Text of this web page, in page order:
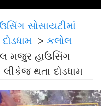
સોસાયટીમાં
> કલોલ
મજુર હાઉસિંગ
થતા દોડધામ